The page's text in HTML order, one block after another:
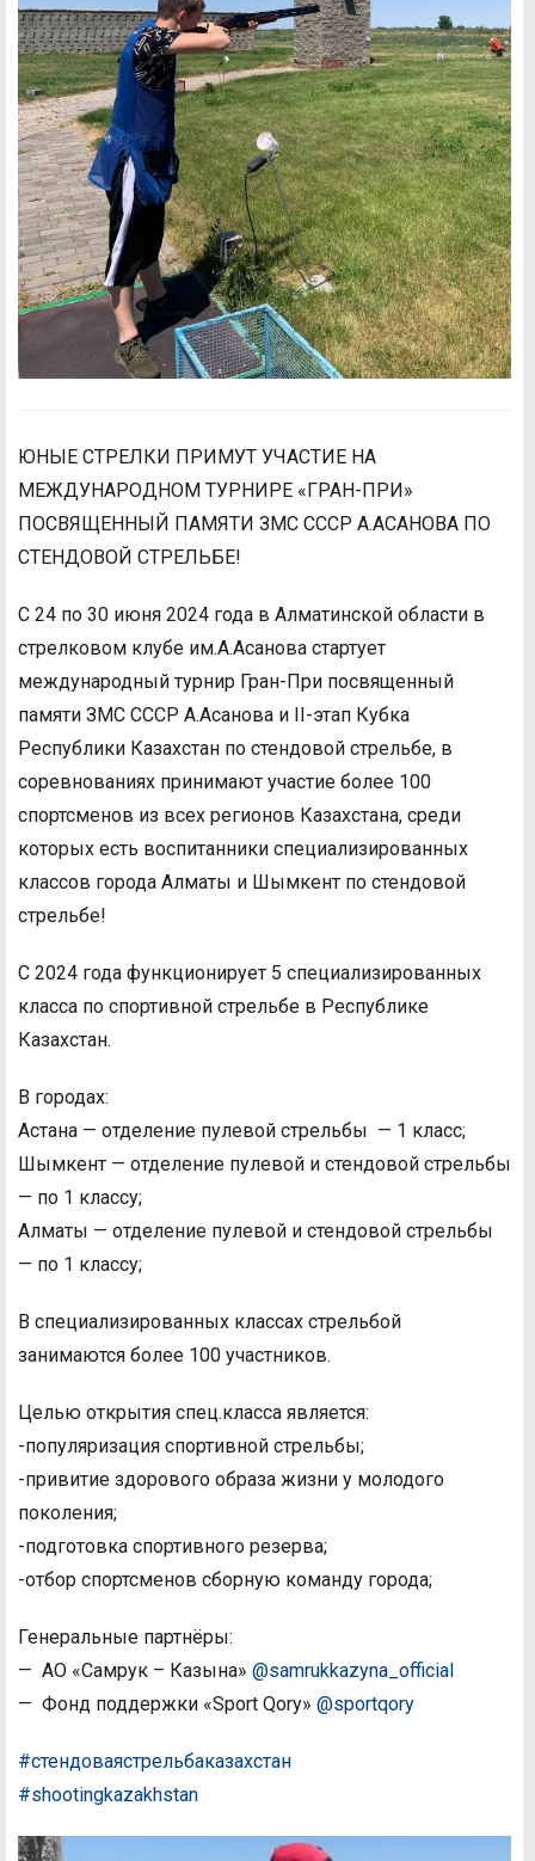
ЮНЫЕ СТРЕЛКИ ПРИМУТ УЧАСТИЕ НА
МЕЖДУНАРОДНОМ ТУРНИРЕ «ГРАН-ПРИ»
ПОСВЯЩЕННЫЙ ПАМЯТИ ЗМС СССР А.АСАНОВА ПО
СТЕНДОВОЙ СТРЕЛЬБЕ!
С 24 по 30 июня 2024 года в Алматинской области в
стрелковом клубе им.А.Асанова стартует
международный турнир Гран-При посвященный
памяти ЗМС СССР А.Асанова и II-этап Кубка
Республики Казахстан по стендовой стрельбе, в
соревнованиях принимают участие более 100
спортсменов из всех регионов Казахстана, среди
которых есть воспитанники специализированных
классов города Алматы и Шымкент по стендовой
стрельбе!
С 2024 года функционирует 5 специализированных
класса по спортивной стрельбе в Республике
Казахстан.
В городах:
Астана — отделение пулевой стрельбы — 1 класс;
Шымкент — отделение пулевой и стендовой стрельбы
— по 1 классу;
Алматы — отделение пулевой и стендовой стрельбы
— по 1 классу;
В специализированных классах стрельбой
занимаются более 100 участников.
Целью открытия спец.класса является:
-популяризация спортивной стрельбы;
-привитие здорового образа жизни у молодого
поколения;
-подготовка спортивного резерва;
-отбор спортсменов сборную команду города;
Генеральные партнёры:
— АО «Самрук – Казына» @samrukkazyna_official
— Фонд поддержки «Sport Qory» @sportqory
#стендоваястрельбаказахстан
#shootingkazakhstan
Видеоплеер